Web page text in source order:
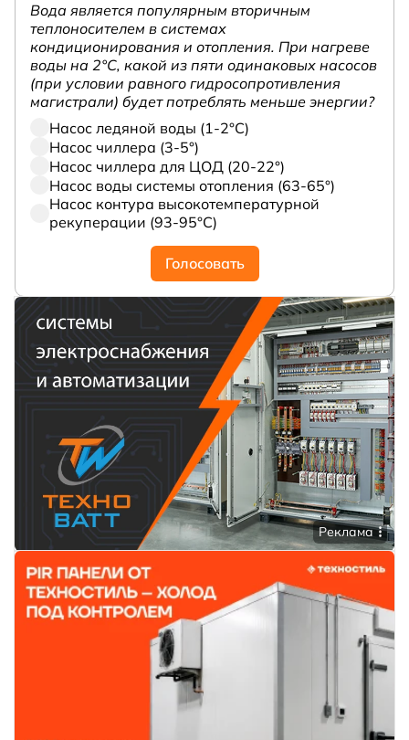
Вода является популярным вторичным
теплоносителем в системах
кондиционирования и отопления. При нагреве
воды на 2°С, какой из пяти одинаковых насосов
(при условии равного гидросопротивления
магистрали) будет потреблять меньше энергии?
Насос ледяной воды (1-2°С)
Насос чиллера (3-5°)
Насос чиллера для ЦОД (20-22°)
Насос воды системы отопления (63-65°)
Насос контура высокотемпературной
рекуперации (93-95°С)
Голосовать
Реклама